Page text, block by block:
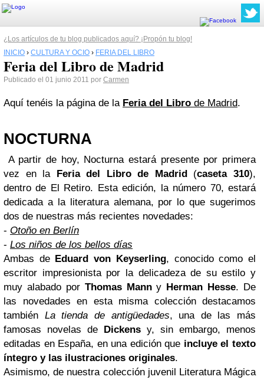
¿Los artículos de tu blog publicados aquí? ¡Propón tu blog!
INICIO › CULTURA Y OCIO › FERIA DEL LIBRO
Feria del Libro de Madrid
Publicado el 01 junio 2011 por Carmen
Aquí tenéis la página de la Feria del Libro de Madrid.
NOCTURNA
A partir de hoy, Nocturna estará presente por primera
vez en la Feria del Libro de Madrid(caseta 310),
dentro de El Retiro. Esta edición, la número 70, estará
dedicada a la literatura alemana, por lo que sugerimos
dos de nuestras más recientes novedades:
- Otoño en Berlín
- Los niños de los bellos días
Ambas de Eduard von Keyserling, conocido como el
escritor impresionista por la delicadeza de su estilo y
muy alabado por Thomas Manny Herman Hesse. De
las novedades en esta misma colección destacamos
también La tienda de antigüedades, una de las más
famosas novelas de Dickens y, sin embargo, menos
editadas en España, en una edición que incluye el texto
íntegro y las ilustraciones originales.
Asimismo, de nuestra colección juvenil Literatura Mágica